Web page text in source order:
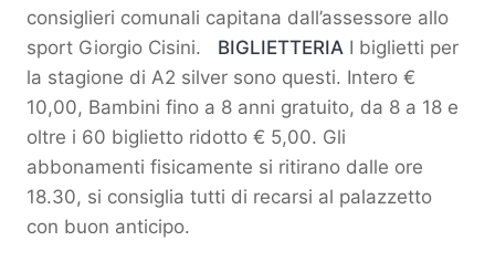
consiglieri comunali capitana dall’assessore allo
sport Giorgio Cisini. BIGLIETTERIA I biglietti per
la stagione di A2 silver sono questi. Intero €
10,00, Bambini fino a 8 anni gratuito, da 8 a 18 e
oltre i 60 biglietto ridotto € 5,00. Gli
abbonamenti fisicamente si ritirano dalle ore
18.30, si consiglia tutti di recarsi al palazzetto
con buon anticipo.